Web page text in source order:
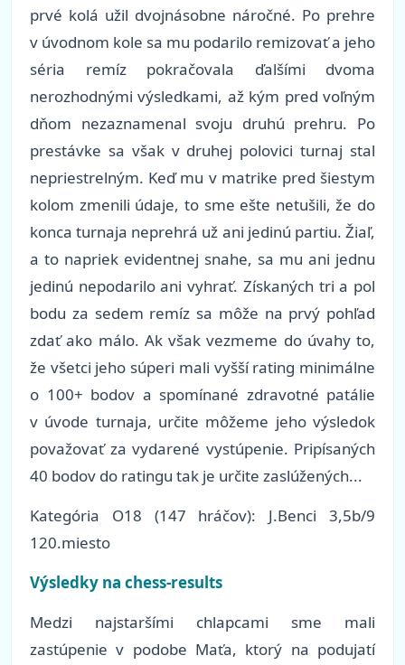
prvé kolá užil dvojnásobne náročné. Po prehre
v úvodnom kole sa mu podarilo remizovať a jeho
séria remíz pokračovala ďalšími dvoma
nerozhodnými výsledkami, až kým pred voľným
dňom nezaznamenal svoju druhú prehru. Po
prestávke sa však v druhej polovici turnaj stal
nepriestrelným. Keď mu v matrike pred šiestym
kolom zmenili údaje, to sme ešte netušili, že do
konca turnaja neprehrá už ani jedinú partiu. Žiaľ,
a to napriek evidentnej snahe, sa mu ani jednu
jedinú nepodarilo ani vyhrať. Získaných tri a pol
bodu za sedem remíz sa môže na prvý pohľad
zdať ako málo. Ak však vezmeme do úvahy to,
že všetci jeho súperi mali vyšší rating minimálne
o 100+ bodov a spomínané zdravotné patálie
v úvode turnaja, určite môžeme jeho výsledok
považovať za vydarené vystúpenie. Pripísaných
40 bodov do ratingu tak je určite zaslúžených...
Kategória O18 (147 hráčov): J.Benci 3,5b/9
120.miesto
Výsledky na chess-results
Medzi najstaršími chlapcami sme mali
zastúpenie v podobe Maťa, ktorý na podujatí